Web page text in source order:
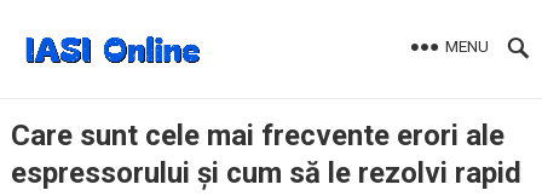
MENU
Care sunt cele mai frecvente erori ale
espressorului și cum să le rezolvi rapid